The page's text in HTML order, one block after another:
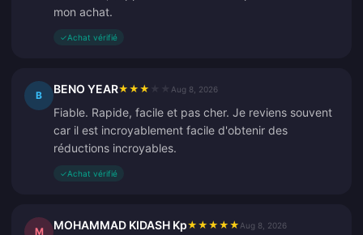
mon achat.
✓Achat vérifié
B BENO YEAR★ ★ ★ Aug 8, 2026
Fiable. Rapide, facile et pas cher. Je reviens souvent
car il est incroyablement facile d'obtenir des
réductions incroyables.
✓Achat vérifié
M MOHAMMAD KIDASH Kp★ ★ ★ ★ ★ Aug 8, 2026